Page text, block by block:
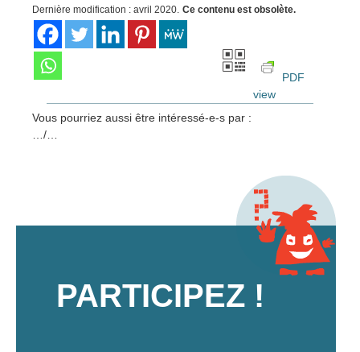
Dernière modification : avril 2020. Ce contenu est obsolète.
PDF
view
Vous pourriez aussi être intéressé-e-s par :
…/…
PARTICIPEZ !